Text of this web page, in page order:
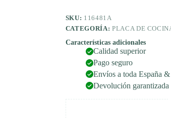
SKU: 116481A
CATEGORÍA: PLACA DE
Características adicionales
Calidad superior
Pago seguro
Envíos a toda España
Devolución garantizada